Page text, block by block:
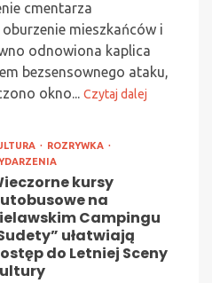
cmentarza
mieszkańców i
odnowiona kaplica
bezsensownego ataku,
okno... Czytaj dalej
ROZRYWKA
kursy
na
Campingu
ułatwiają
do Letniej Sceny